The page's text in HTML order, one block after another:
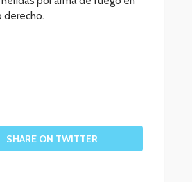
derecho.
SHARE ON TWITTER